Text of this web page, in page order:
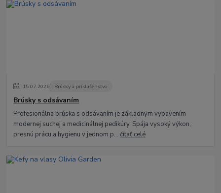
15.07.2026 Brúsky a príslušenstvo
Brúsky s odsávaním
Profesionálna brúska s odsávaním je základným vybavením
modernej suchej a medicinálnej pedikúry. Spája vysoký výkon,
presnú prácu a hygienu v jednom p...čítať celé